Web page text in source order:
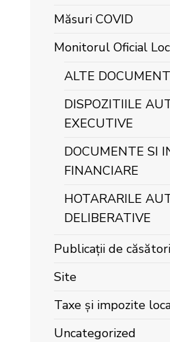
Măsuri COVID
Monitorul Oficial
ALTE
DISPOZITIILE
EXECUTIVE
DOCUMENTE SI
FINANCIARE
HOTARARILE
DELIBERATIVE
Publicații de
Site
Taxe și impozite
Uncategorized